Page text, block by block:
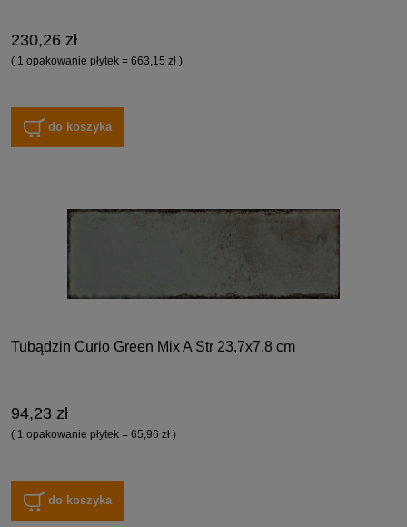
230,26 zł
( 1 opakowanie płytek = 663,15 zł )
do koszyka
Tubądzin Curio Green Mix A Str 23,7x7,8 cm
94,23 zł
( 1 opakowanie płytek = 65,96 zł )
do koszyka